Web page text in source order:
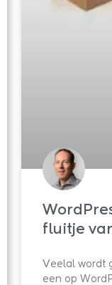
fluitje
Veelal wordt
een op